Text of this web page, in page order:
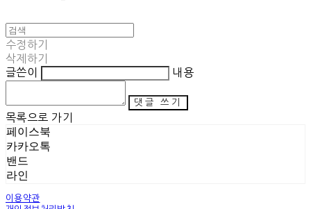
수정하기
삭제하기
글쓴이
내용
댓글 쓰기
목록으로 가기
페이스북
카카오톡
밴드
라인
이용약관